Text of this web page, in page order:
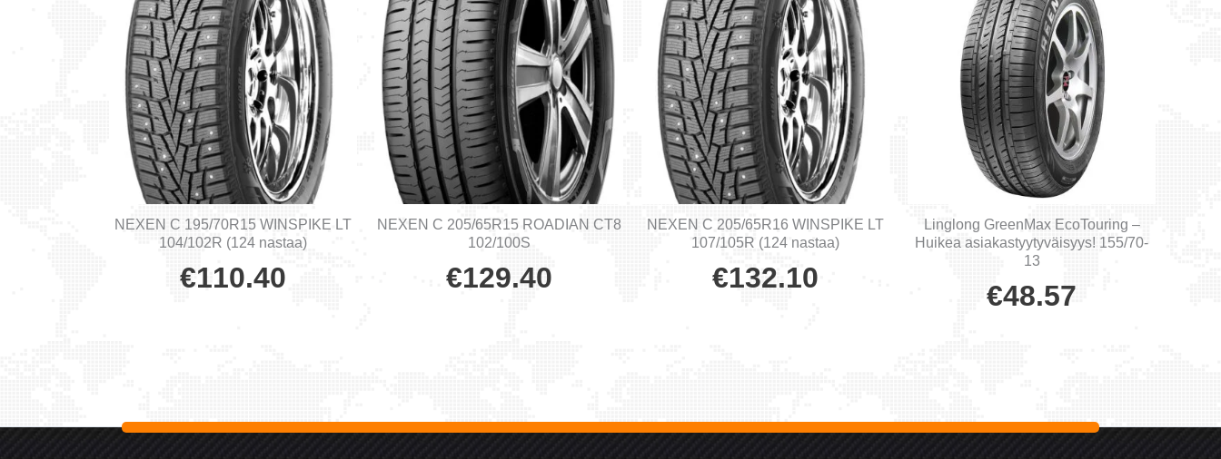
NEXEN C 195/70R15 WINSPIKE LT
104/102R (124 nastaa)
€110.40
NEXEN C 205/65R15 ROADIAN CT8
102/100S
€129.40
NEXEN C 205/65R16 WINSPIKE LT
107/105R (124 nastaa)
€132.10
Linglong GreenMax EcoTouring –
Huikea asiakastyytyväisyys! 155/70-
13
€48.57